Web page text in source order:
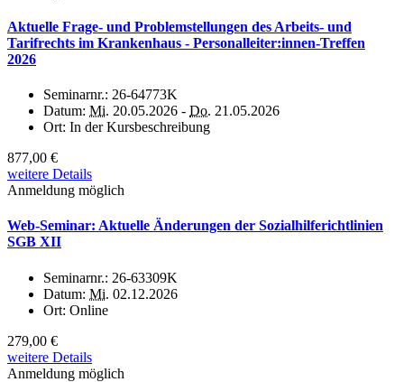
Aktuelle Frage- und Problemstellungen des Arbeits- und
Tarifrechts im Krankenhaus - Personalleiter:innen-Treffen
2026
Seminarnr.: 26-64773K
Datum: Mi. 20.05.2026 - Do. 21.05.2026
Ort: In der Kursbeschreibung
877,00 €
weitere Details
Anmeldung möglich
Web-Seminar: Aktuelle Änderungen der Sozialhilferichtlinien
SGB XII
Seminarnr.: 26-63309K
Datum: Mi. 02.12.2026
Ort: Online
279,00 €
weitere Details
Anmeldung möglich